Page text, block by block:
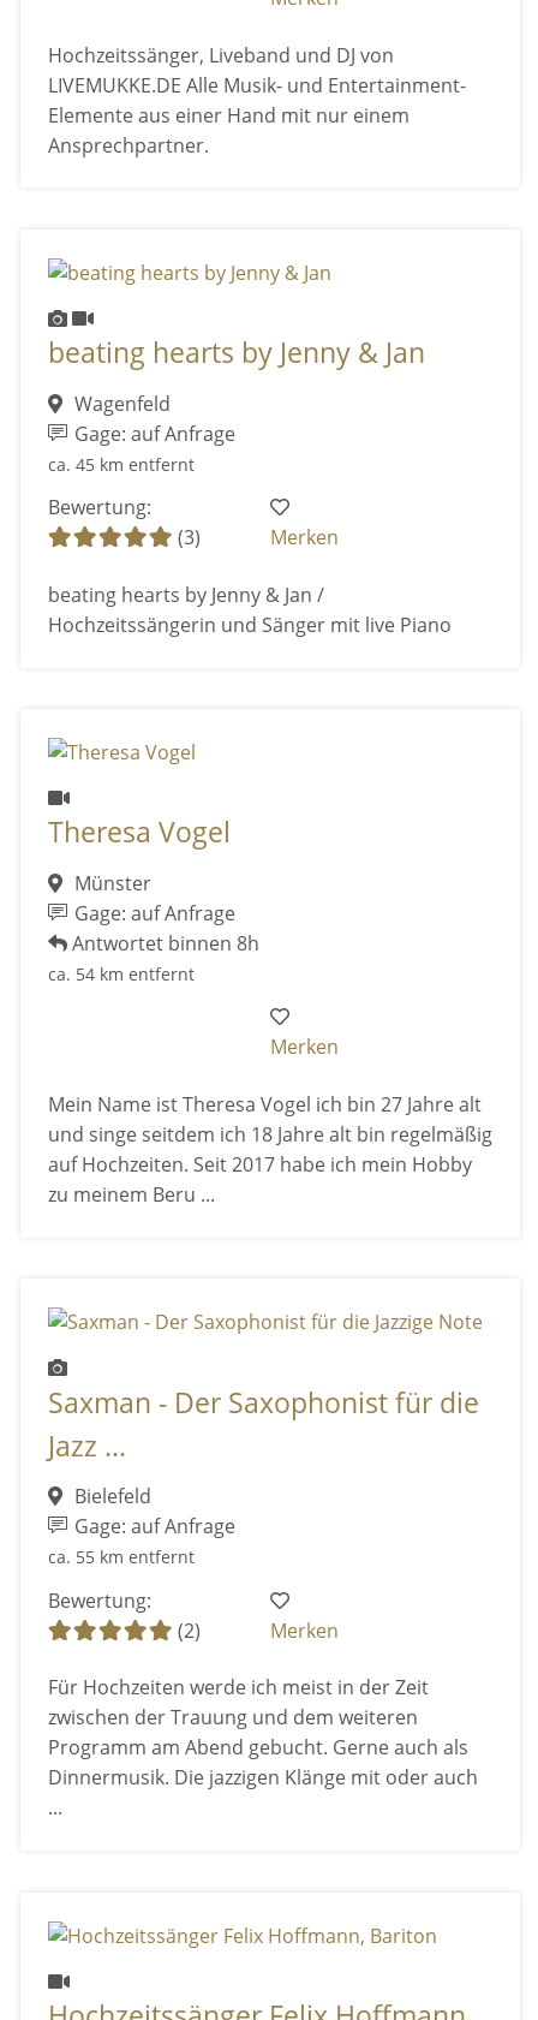
Hochzeitssänger, Liveband und DJ von
LIVEMUKKE.DE Alle Musik- und Entertainment-
Elemente aus einer Hand mit nur einem
Ansprechpartner.
beating hearts by Jenny & Jan
Wagenfeld
Gage: auf Anfrage
ca. 45 km entfernt
Bewertung:
(3)
Merken
beating hearts by Jenny & Jan /
Hochzeitssängerin und Sänger mit live Piano
Theresa Vogel
Münster
Gage: auf Anfrage
Antwortet binnen 8h
ca. 54 km entfernt
Merken
Mein Name ist Theresa Vogel ich bin 27 Jahre alt
und singe seitdem ich 18 Jahre alt bin regelmäßig
auf Hochzeiten. Seit 2017 habe ich mein Hobby
zu meinem Beru ...
Saxman - Der Saxophonist für die
Jazz ...
Bielefeld
Gage: auf Anfrage
ca. 55 km entfernt
Bewertung:
(2)
Merken
Für Hochzeiten werde ich meist in der Zeit
zwischen der Trauung und dem weiteren
Programm am Abend gebucht. Gerne auch als
Dinnermusik. Die jazzigen Klänge mit oder auch
...